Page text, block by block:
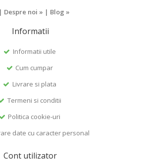
Despre noi » | Blog »
Informatii
Informatii utile
Cum cumpar
Livrare si plata
Termeni si conditii
Politica cookie-uri
date cu caracter personal
Cont utilizator